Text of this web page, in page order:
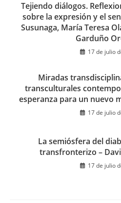
Tejiendo diálogos.
sobre la expresión y el
Susunaga, María Teresa
Garduño
17 de julio
Miradas
transculturales
esperanza para un nuevo
17 de julio
La semiósfera del
transfronterizo –
17 de julio